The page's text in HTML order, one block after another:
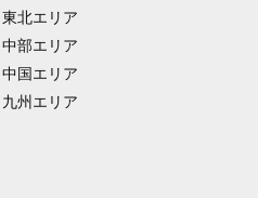
東北エリア
中部エリア
中国エリア
九州エリア